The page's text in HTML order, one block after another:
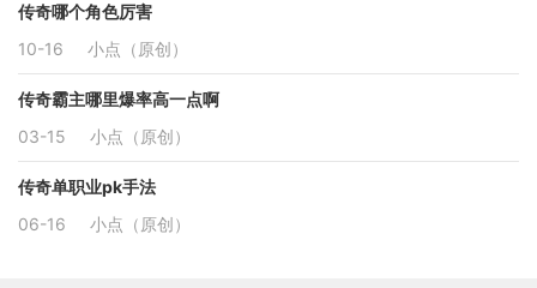
传奇哪个角色厉害
10-16
小点（原创）
传奇霸主哪里爆率高一点啊
03-15
小点（原创）
传奇单职业pk手法
06-16
小点（原创）